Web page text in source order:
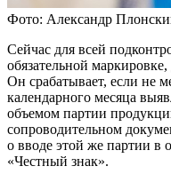
Фото: Александр
Сейчас для всей
обязательной
Он срабатывает, если не
календарного месяца
объемом партии
сопроводительном
о вводе этой же партии в
«Честный знак».